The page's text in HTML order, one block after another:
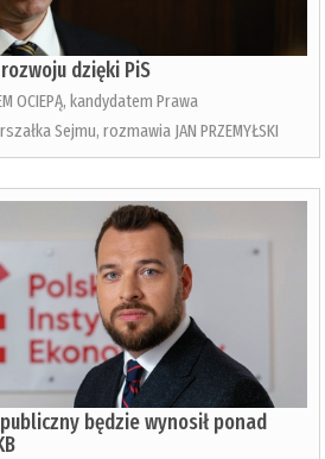
dzięki PiS
OCIEPĄ, kandydatem Prawa
Sejmu, rozmawia JAN PRZEMYŁSKI
będzie wynosił ponad